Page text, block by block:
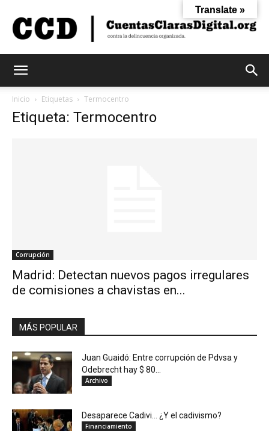
Inicio Etiquetas Termocentro
Etiqueta: Termocentro
Corrupción
Madrid: Detectan nuevos pagos irregulares
de comisiones a chavistas en...
MÁS POPULAR
Juan Guaidó: Entre corrupción de Pdvsa y
Odebrecht hay $ 80...
Archivo
Desaparece Cadivi… ¿Y el cadivismo?
Financiamiento
Translate »